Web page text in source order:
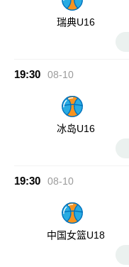
瑞典U16
19:30 08-10
冰岛U16
19:30 08-10
中国女篮U18